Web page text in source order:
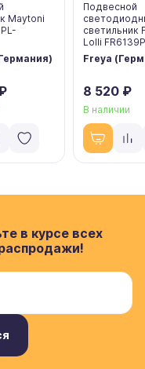
Maytoni
Подвесной
светильник
Lolli
Freya
8 520 ₽
В наличии
в курсе всех